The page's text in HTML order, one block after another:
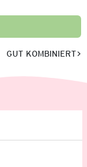
GUT KOMBINIERT